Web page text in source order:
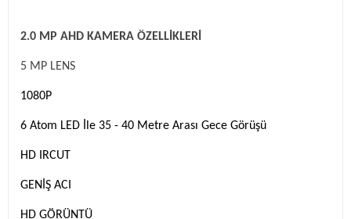
2.0 MP AHD KAMERA ÖZELLİKLERİ
5 MP LENS
1080P
6 Atom LED İle 35 - 40 Metre Arası Gece Görüşü
HD IRCUT
GENİŞ ACI
HD GÖRÜNTÜ